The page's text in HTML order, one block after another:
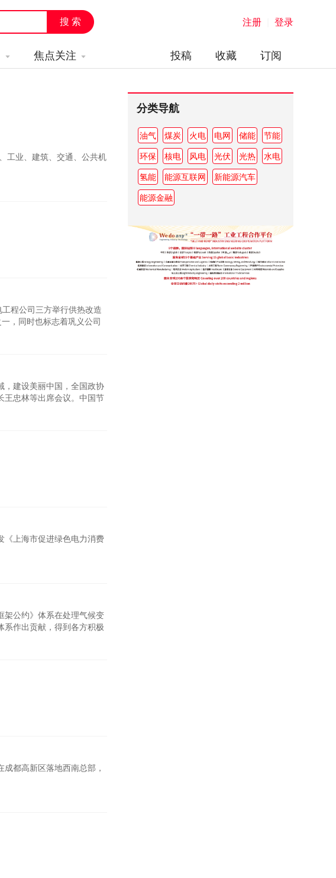
注册 登录
焦点关注 订阅
收藏
投稿
工业、建筑、交通、公共机
程公司三方举行供热改造
，同时也标志着巩义公司
采用国内领先的低压缸柔
根据郑州市冬季居民供暖
，建设美丽中国，全国政协
王忠林等出席会议。中国节
言。宋鑫对美丽中国百
建设的基本要求，也是深
《上海市促进绿色电力消费
架公约》体系在处理气候变
系作出贡献，得到各方积极
都高新区落地西南总部，
分类导航
油气 煤炭 火电 电网 储能
节能
环保
核电 风电 光伏 光热
水电
氢能
能源互联网
新能源汽车
能源金融